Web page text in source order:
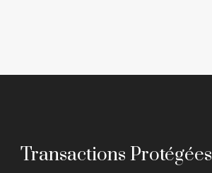
Transactions Protégées